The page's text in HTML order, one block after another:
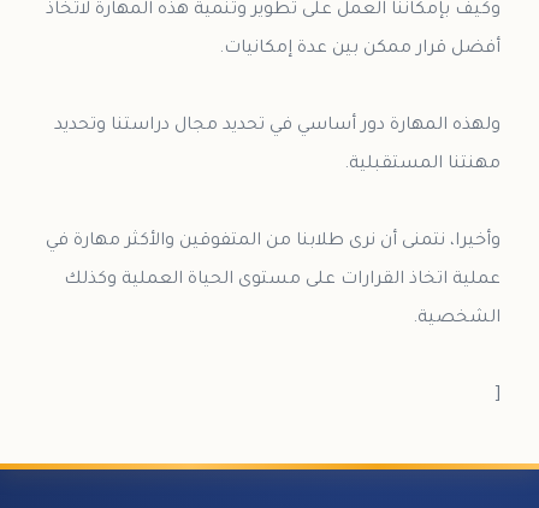
وكيف بإمكاننا العمل على تطوير وتنمية هذه المهارة لاتخاذ
ولهذه المهارة دور أساسي في تحديد مجال دراستنا وتحديد
وأخيرا، نتمنى أن نرى طلابنا من المتفوقين والأكثر مهارة في
عملية اتخاذ القرارات على مستوى الحياة العملية وكذلك
[